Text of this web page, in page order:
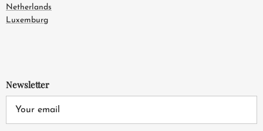
Netherlands
Luxemburg
Newsletter